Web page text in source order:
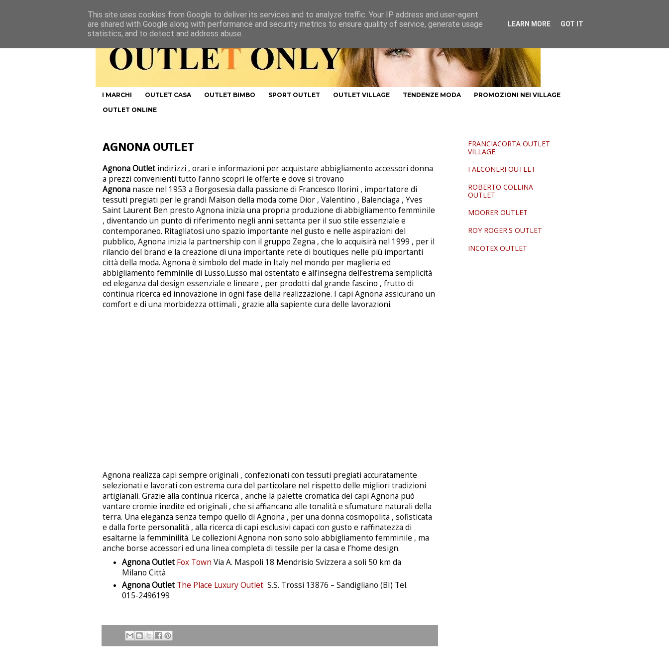
I MARCHI OUTLET CASA OUTLET BIMBO SPORT OUTLET OUTLET VILLAGE TENDENZE MODA
PROMOZIONI NEI VILLAGE
OUTLET ONLINE
AGNONA OUTLET
Agnona Outlet indirizzi , orari e informazioni per acquistare abbigliamento accessori donna
a prezzi convenienti tutto l'anno scopri le offerte e dove si trovano
Agnona nasce nel 1953 a Borgosesia dalla passione di Francesco Ilorini , importatore di
tessuti pregiati per le grandi Maison della moda come Dior , Valentino , Balenciaga , Yves
Saint Laurent Ben presto Agnona inizia una propria produzione di abbigliamento femminile
, diventando un punto di riferimento negli anni settanta per il suo stile essenziale e
contemporaneo. Ritagliatosi uno spazio importante nel gusto e nelle aspirazioni del
pubblico, Agnona inizia la partnership con il gruppo Zegna , che lo acquisirà nel 1999 , per il
rilancio del brand e la creazione di una importante rete di boutiques nelle più importanti
città della moda. Agnona è simbolo del made in Italy nel mondo per maglieria ed
abbigliamento femminile di Lusso.Lusso mai ostentato e all’insegna dell’estrema semplicità
ed eleganza dal design essenziale e lineare , per prodotti dal grande fascino , frutto di
continua ricerca ed innovazione in ogni fase della realizzazione. I capi Agnona assicurano un
comfort e di una morbidezza ottimali , grazie alla sapiente cura delle lavorazioni.
Agnona realizza capi sempre originali , confezionati con tessuti pregiati accuratamente
selezionati e lavorati con estrema cura del particolare nel rispetto delle migliori tradizioni
artigianali. Grazie alla continua ricerca , anche la palette cromatica dei capi Agnona può
vantare cromie inedite ed originali , che si affiancano alle tonalità e sfumature naturali della
terra. Una eleganza senza tempo quello di Agnona , per una donna cosmopolita , sofisticata
e dalla forte personalità , alla ricerca di capi esclusivi capaci con gusto e raffinatezza di
esaltarne la femminilità. Le collezioni Agnona non sono solo abbigliamento femminile , ma
anche borse accessori ed una linea completa di tessile per la casa e l’home design.
Agnona Outlet Fox Town Via A. Maspoli 18 Mendrisio Svizzera a soli 50 km da
Milano Città
Agnona Outlet The Place Luxury Outlet S.S. Trossi 13876 – Sandigliano (BI) Tel.
015-2496199
FRANCIACORTA OUTLET
VILLAGE
FALCONERI OUTLET
ROBERTO COLLINA
OUTLET
MOORER OUTLET
ROY ROGER'S OUTLET
INCOTEX OUTLET
This site uses cookies from Google to deliver its services and to analyze traffic. Your IP address and user-agent
are shared with Google along with performance and security metrics to ensure quality of service, generate usage
statistics, and to detect and address abuse.
LEARN MORE GOT IT